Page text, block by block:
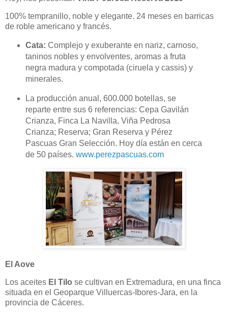
100% tempranillo, noble y elegante. 24 meses en barricas
de roble americano y francés.
Cata: Complejo y exuberante en nariz, carnoso,
taninos nobles y envolventes, aromas a fruta
negra madura y compotada (ciruela y cassis) y
minerales.
La producción anual, 600.000 botellas, se
reparte entre sus 6 referencias: Cepa Gavilán
Crianza, Finca La Navilla, Viña Pedrosa
Crianza; Reserva; Gran Reserva y Pérez
Pascuas Gran Selección. Hoy día están en cerca
de 50 países. www.perezpascuas.com
El Aove
Los aceites El Tilo se cultivan en Extremadura, en una finca
situada en el Geoparque Villuercas-Ibores-Jara, en la
provincia de Cáceres.